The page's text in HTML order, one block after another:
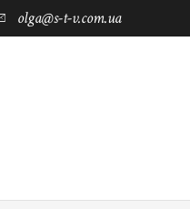
olga@s-t-v.com.ua